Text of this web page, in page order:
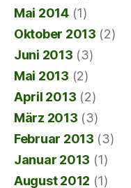
Mai 2014(1)
Oktober 2013 (2)
Juni 2013 (3)
Mai 2013 (2)
April 2013 (2)
März 2013 (3)
Februar 2013 (3)
Januar 2013 (1)
August 2012 (1)